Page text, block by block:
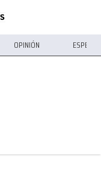
OPINIÓN